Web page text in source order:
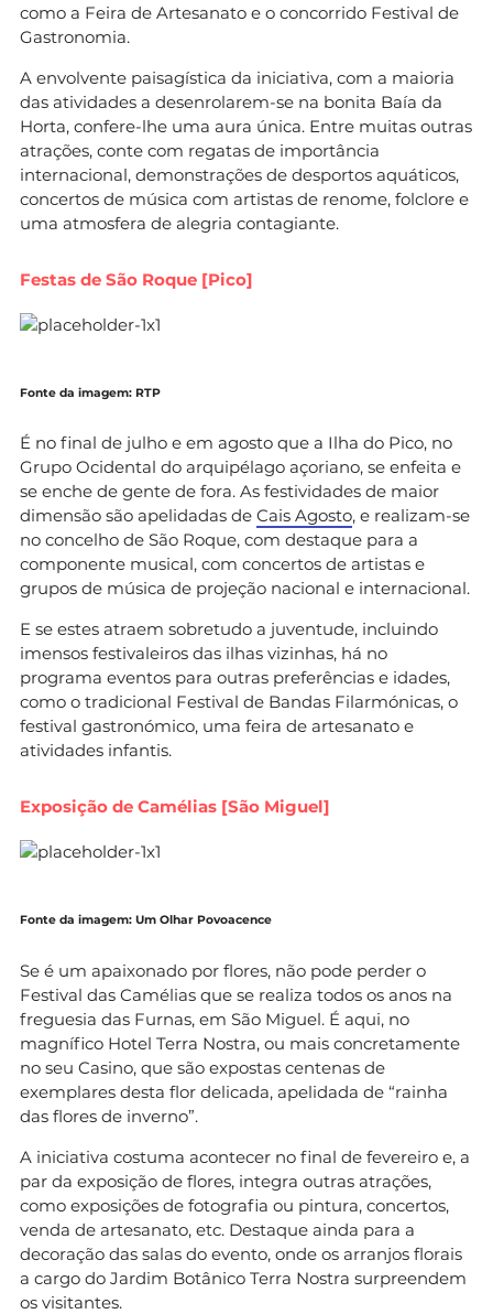
como a Feira de Artesanato e o concorrido Festival de
Gastronomia.
A envolvente paisagística da iniciativa, com a maioria
das atividades a desenrolarem-se na bonita Baía da
Horta, confere-lhe uma aura única. Entre muitas outras
atrações, conte com regatas de importância
internacional, demonstrações de desportos aquáticos,
concertos de música com artistas de renome, folclore e
uma atmosfera de alegria contagiante.
Festas de São Roque [Pico]
Fonte da imagem: RTP
É no final de julho e em agosto que a Ilha do Pico, no
Grupo Ocidental do arquipélago açoriano, se enfeita e
se enche de gente de fora. As festividades de maior
dimensão são apelidadas de Cais Agosto, e realizam-se
no concelho de São Roque, com destaque para a
componente musical, com concertos de artistas e
grupos de música de projeção nacional e internacional.
E se estes atraem sobretudo a juventude, incluindo
imensos festivaleiros das ilhas vizinhas, há no
programa eventos para outras preferências e idades,
como o tradicional Festival de Bandas Filarmónicas, o
festival gastronómico, uma feira de artesanato e
atividades infantis.
Exposição de Camélias [São Miguel]
Fonte da imagem: Um Olhar Povoacence
Se é um apaixonado por flores, não pode perder o
Festival das Camélias que se realiza todos os anos na
freguesia das Furnas, em São Miguel. É aqui, no
magnífico Hotel Terra Nostra, ou mais concretamente
no seu Casino, que são expostas centenas de
exemplares desta flor delicada, apelidada de “rainha
das flores de inverno”.
A iniciativa costuma acontecer no final de fevereiro e, a
par da exposição de flores, integra outras atrações,
como exposições de fotografia ou pintura, concertos,
venda de artesanato, etc. Destaque ainda para a
decoração das salas do evento, onde os arranjos florais
a cargo do Jardim Botânico Terra Nostra surpreendem
os visitantes.